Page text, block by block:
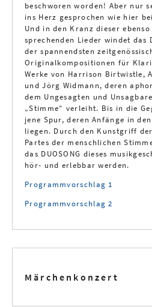
beschworen worden! Aber nur
ins Herz gesprochen wie hier
Und in den Kranz dieser
sprechenden Lieder windet das
der spannendsten
Originalkompositionen für
Werke von Harrison Birtwistle,
und Jörg Widmann, deren
dem Ungesagten und
„Stimme“ verleiht. Bis in die
jene Spur, deren Anfänge in
liegen. Durch den Kunstgriff
Partes der menschlichen
das DUOSONG dieses
hör- und erlebbar werden.
Programmvorschlag 1
Programmvorschlag 2
Märchenkonzert